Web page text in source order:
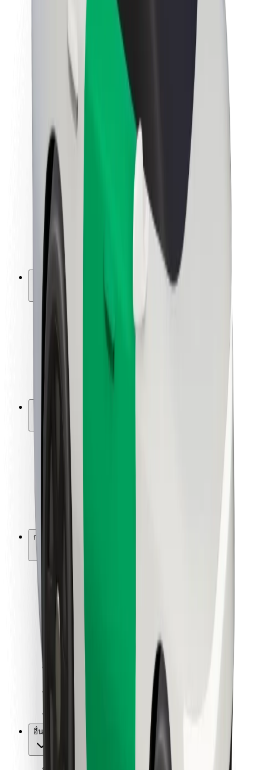
นโยบายด้านความยั่งยืนของ Bolt
Project Zero
บล็อก
ห้องข่าว
แนวทางการสร้างแบรนด์
พันธกิจ
นักลงทุนสัมพันธ์
ทีมผู้นำ
แบรนด์
สื่อ
Urban Fund
ความปลอดภัย
ความปลอดภัยของผู้โดยสาร
ความปลอดภัยของคนขับ
ความปลอดภัยในการใช้สกู๊ตเตอร์
ห้องแล็บความปลอดภัย
ตำแหน่ง
ทางแก้ปัญหาภายในเมือง
สนามบิน
การสนับสนุน
สำหรับผู้โดยสาร
สำหรับคนขับ
สำหรับพนักงานส่งของ
Bolt for Business
อื่น ๆ